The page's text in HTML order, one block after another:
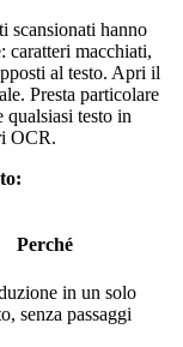
scansionati hanno
caratteri macchiati,
al testo. Apri il
Presta particolare
qualsiasi testo in
OCR.
Perché
in un solo
senza passaggi